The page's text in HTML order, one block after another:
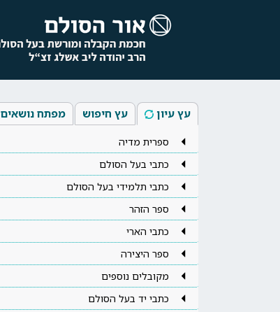
עץ עיון עץ חיפוש מפתח נושאים
ספרית מדיה
כתבי בעל הסולם
כתבי תלמידי בעל הסולם
ספר הזהר
כתבי הארי
ספר היצירה
מקובלים נוספים
כתבי יד בעל הסולם